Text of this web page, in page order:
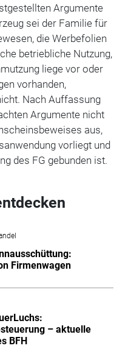
Argumente
sei der Familie für
die Werbefolien
betriebliche Nutzung,
liege vor oder
vorhanden,
Nach Auffassung
Argumente nicht
aus,
vorliegt und
des FG gebunden ist.
Firmenwagen
– aktuelle
BFH